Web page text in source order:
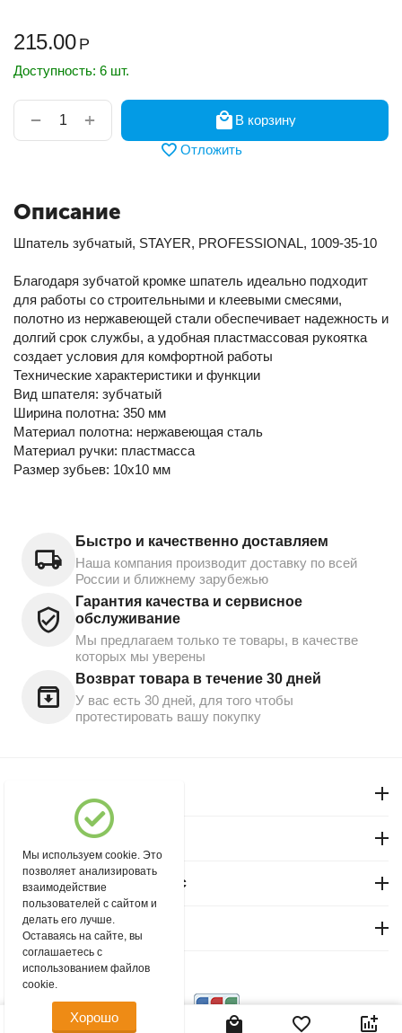
215.00 Р
Доступность: 6 шт.
+
−
В корзину
Отложить
Описание
Шпатель зубчатый, STAYER, PROFESSIONAL, 1009-35-10
Благодаря зубчатой кромке шпатель идеально подходит
для работы со строительными и клеевыми смесями,
полотно из нержавеющей стали обеспечивает надежность и
долгий срок службы, а удобная пластмассовая рукоятка
создает условия для комфортной работы
Технические характеристики и функции
Вид шпателя: зубчатый
Ширина полотна: 350 мм
Материал полотна: нержавеющая сталь
Материал ручки: пластмасса
Размер зубьев: 10х10 мм
Быстро и качественно доставляем
Наша компания производит доставку по всей
России и ближнему зарубежью
Гарантия качества и сервисное
обслуживание
Мы предлагаем только те товары, в качестве
которых мы уверены
Возврат товара в течение 30 дней
У вас есть 30 дней, для того чтобы
протестировать вашу покупку
Магазин "Северный"
Покупательский сервис
Контакты
© 2004 - 2026 msever.ru.
Мы используем cookie. Это
позволяет анализировать
взаимодействие
пользователей с сайтом и
делать его лучше.
Оставаясь на сайте, вы
соглашаетесь с
использованием файлов
cookie.
Хорошо